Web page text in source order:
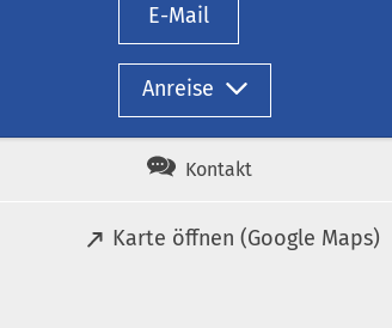
E-Mail
Anreise
Kontakt
Karte öffnen (Google Maps)
(